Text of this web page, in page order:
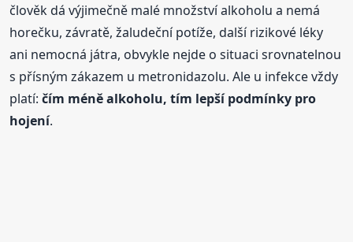
člověk dá výjimečně malé množství alkoholu a nemá
horečku, závratě, žaludeční potíže, další rizikové léky
ani nemocná játra, obvykle nejde o situaci srovnatelnou
s přísným zákazem u metronidazolu. Ale u infekce vždy
platí:čím méně alkoholu, tím lepší podmínky pro
hojení.